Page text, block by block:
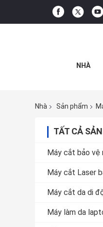
NHÀ
Nhà Sản phẩm
TẤT CẢ
Máy cắt bảo vệ
Máy cắt Laser
Máy cắt da di
Máy làm da